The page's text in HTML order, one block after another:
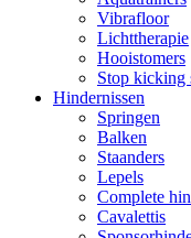
Vibrafloor
Lichttherapie
Hooistomers
Stop kicking
Hindernissen
Springen
Balken
Staanders
Lepels
Complete
Cavalettis